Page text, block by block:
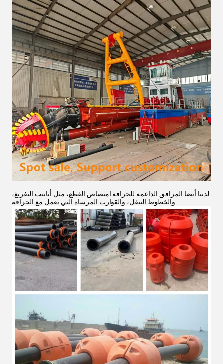
لدينا أيضا المرافق الداعمة للجرافة امتصاص القطع، مثل أنابيب التفريغ،
والخطوط التنقل، والقوارب المرساة التي تعمل مع الجرافة